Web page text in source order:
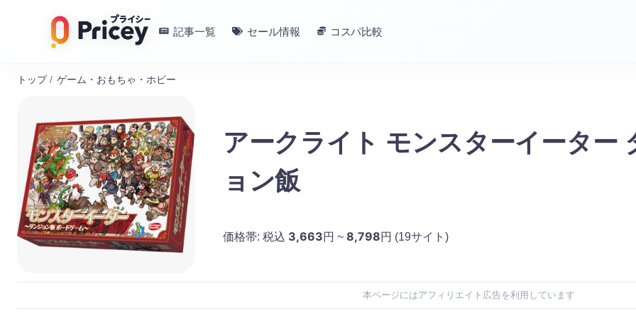
記事一覧 セール情報 コスパ比較
トップ / ゲーム・おもちゃ・ホビー
アークライト モンスターイーター
ョン飯
価格帯: 税込 3,663円 ~ 8,798円 (19サイト)
本ページにはアフィリエイト広告を利用しています